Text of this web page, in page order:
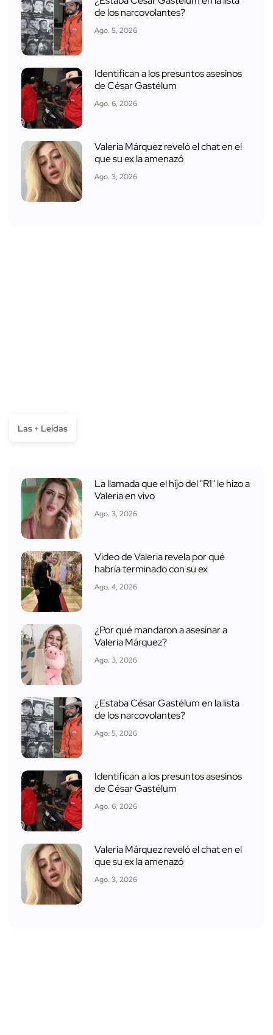
de los narcovolantes?
Ago. 5, 2026
Identifican a los presuntos asesinos
de César Gastélum
Ago. 6, 2026
Valeria Márquez reveló el chat en el
que su ex la amenazó
Ago. 3, 2026
Las + Leídas
La llamada que el hijo del "R1" le hizo a
Valeria en vivo
Ago. 3, 2026
Video de Valeria revela por qué
habría terminado con su ex
Ago. 4, 2026
¿Por qué mandaron a asesinar a
Valeria Márquez?
Ago. 3, 2026
¿Estaba César Gastélum en la lista
de los narcovolantes?
Ago. 5, 2026
Identifican a los presuntos asesinos
de César Gastélum
Ago. 6, 2026
Valeria Márquez reveló el chat en el
que su ex la amenazó
Ago. 3, 2026